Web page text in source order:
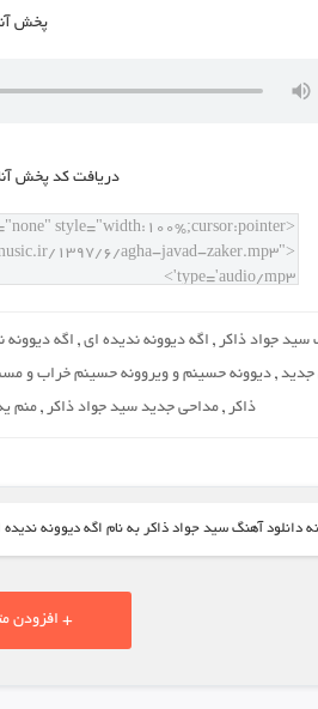
پخش
دريافت کد پخش
سید جواد ذاکر , اگه دیوونه ندیده ای, اگه دیوونه
جدید ,دیوونه حسینم و ویروونه حسینم خراب و
ذاکر ,مداحی جدید سید جواد ذاکر ,منم
دانلود آهنگ سید جواد ذاکر به نام اگه دیوونه ندیده
+ افزودن